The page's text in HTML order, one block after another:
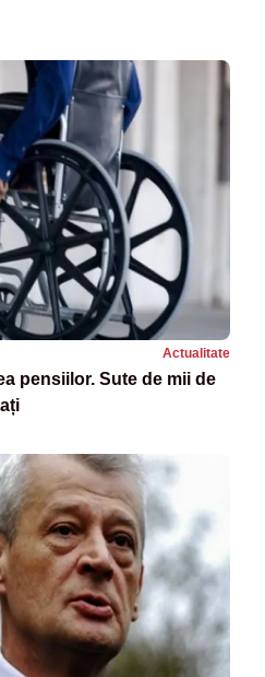
Actualitate
pensiilor. Sute de mii de